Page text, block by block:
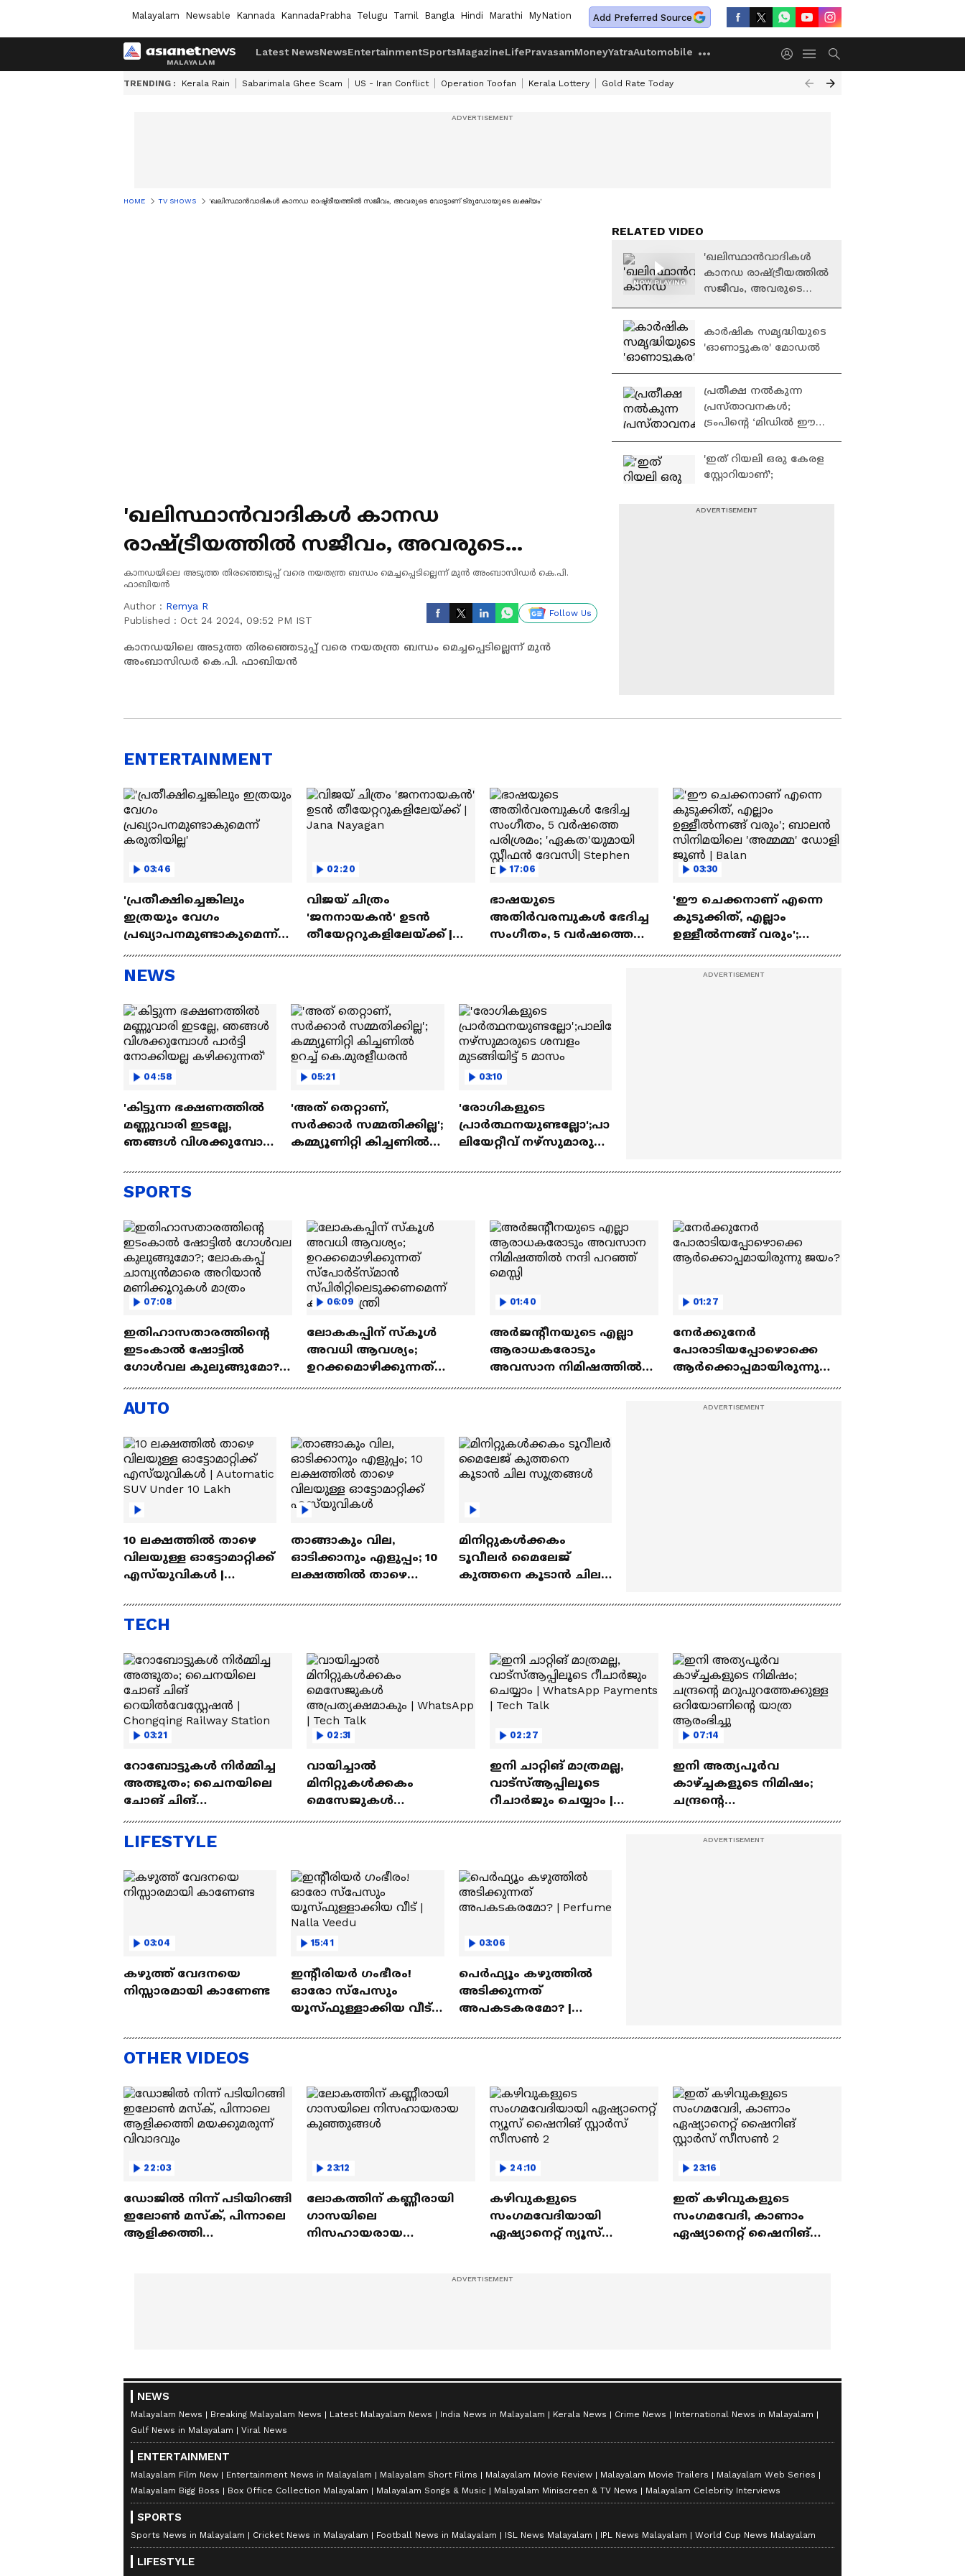
Malayalam Newsable Kannada KannadaPrabha Telugu Tamil Bangla Hindi Marathi MyNation Add Preferred Source
Latest NewsNewsEntertainmentSportsMagazineLifePravasamMoneyYatraAutomobile
TRENDING : Kerala Rain Sabarimala Ghee Scam US - Iran Conflict Operation Toofan Kerala Lottery Gold Rate Today
HOME TV SHOWS 'ഖലിസ്ഥാന്‍വാദികള്‍ കാനഡ രാഷ്ട്രീയത്തില്‍ സജീവം, അവരുടെ വോട്ടാണ് ട്രൂഡോയുടെ ലക്ഷ്യം'
'ഖലിസ്ഥാന്‍വാദികള്‍ കാനഡ
രാഷ്ട്രീയത്തില്‍ സജീവം, അവരുടെ
വോട്ടാണ് ട്രൂഡോയുടെ ലക്ഷ്യം'
കാനഡയിലെ അടുത്ത തിരഞ്ഞെടുപ്പ് വരെ നയതന്ത്ര ബന്ധം മെച്ചപ്പെടില്ലെന്ന് മുന്‍ അംബാസിഡര്‍ കെ.പി.
ഫാബിയന്‍
Author : Remya R
Published : Oct 24 2024, 09:52 PM IST
Follow Us
കാനഡയിലെ അടുത്ത തിരഞ്ഞെടുപ്പ് വരെ നയതന്ത്ര ബന്ധം മെച്ചപ്പെടില്ലെന്ന് മുന്‍
അംബാസിഡര്‍ കെ.പി. ഫാബിയന്‍
RELATED VIDEO
NOW PLAYING
'ഖലിസ്ഥാന്‍വാദികള്‍
കാനഡ രാഷ്ട്രീയത്തില്‍
സജീവം, അവരുടെ
കാർഷിക സമൃദ്ധിയുടെ
'ഓണാട്ടുകര' മോഡൽ
പ്രതീക്ഷ നൽകുന്ന
പ്രസ്താവനകൾ;
ട്രംപിന്റെ ‘മിഡിൽ ഈസ്റ്റ്
പ്രതീക്ഷകൾ
'ഇത് റിയലി ഒരു കേരള
സ്റ്റോറിയാണ്';
അൻവർ ധറിനെ
ക്രിസ്‌മസിനെയും
പുതുവത്സരത്തെയും
വരവേൽക്കാനൊരുങ്ങി
അമേരിക്ക
വീറും വാശിയും
പോരാട്ടം; അധികാര
കൈമാറ്റത്തിനൊരുങ്ങി
അമേരിക്ക
ഏത് പ്രായത്തിൽ
ഉള്ളവരുടെയും മനം
ENTERTAINMENT
03:46
'പ്രതീക്ഷിച്ചെങ്കിലും
ഇത്രയും വേഗം
പ്രഖ്യാപനമുണ്ടാകുമെന്ന്
കരുതിയില്ല'
02:20
വിജയ് ചിത്രം
'ജനനായകൻ' ഉടൻ
തീയേറ്ററുകളിലേയ്ക്ക് |
Jana Nayagan
17:06
ഭാഷയുടെ
അതിർവരമ്പുകൾ ഭേദിച്ച
സംഗീതം, 5 വർഷത്തെ
പരിശ്രമം; 'ഏകത'യുമായി
03:30
'ഈ ചെക്കനാണ് എന്നെ
കുടുക്കിത്, എല്ലാം
ഉള്ളീൽന്നങ്ങ് വരും';
ബാലൻ സിനിമയിലെ
NEWS
04:58
'കിട്ടുന്ന ഭക്ഷണത്തിൽ
മണ്ണുവാരി ഇടല്ലേ,
ഞങ്ങൾ വിശക്കുമ്പോൾ
കഴിക്കുന്നത്'
05:21
'അത് തെറ്റാണ്,
സർക്കാർ സമ്മതിക്കില്ല';
കമ്മ്യൂണിറ്റി കിച്ചണിൽ
03:10
'​രോ​ഗികളുടെ
പ്രാർത്ഥനയുണ്ടല്ലോ';പാ
ലിയേറ്റീവ് നഴ്സുമാരുടെ
മാസം
SPORTS
07:08
ഇതിഹാസതാരത്തിന്റെ
ഇടംകാൽ ഷോട്ടിൽ ​
ഗോൾവല കുലുങ്ങുമോ?;
ലോകകപ്പ് ചാമ്പ്യൻമാരെ
അറിയാൻ മണിക്കൂറുകൾ
06:09
ലോകകപ്പിന് സ്കൂൾ
അവധി ആവശ്യം;
ഉറക്കമൊഴിക്കുന്നത്
സ്പോർട്സ്മാൻ
01:40
അർജന്റീനയുടെ എല്ലാ
ആരാധകരോടും
അവസാന നിമിഷത്തിൽ
നന്ദി പറഞ്ഞ് മെസ്സി
01:27
നേർക്കുനേർ
പോരാടിയപ്പോഴൊക്കെ
ആർക്കൊപ്പമായിരുന്നു
ജയം?
AUTO
10 ലക്ഷത്തിൽ താഴെ
വിലയുള്ള ഓട്ടോമാറ്റിക്ക്
എസ്‍യുവികൾ |
Lakh
താങ്ങാകും വില,
ഓടിക്കാനും എളുപ്പം; 10
ലക്ഷത്തിൽ താഴെ
എസ്‍യുവികൾ
മിനിറ്റുകൾക്കകം
ടൂവീലർ മൈലേജ്
കുത്തനെ കൂടാൻ ചില
TECH
03:21
റോബോട്ടുകൾ നിർമ്മിച്ച
അത്ഭുതം; ചൈനയിലെ
ചോങ് ചിങ്
Chongqing Railway Station
02:31
വായിച്ചാൽ
മിനിറ്റുകൾക്കകം
മെസേജുകള്‍
02:27
ഇനി ചാറ്റിങ് മാത്രമല്ല,
വാട്‌സ്‌ആപ്പിലൂടെ
റീചാർജും ചെയ്യാം |
07:14
ഇനി അത്യപൂര്‍വ
കാഴ്ച്ചകളുടെ നിമിഷം;
ചന്ദ്രന്റെ
LIFESTYLE
03:04
കഴുത്ത് വേദനയെ
നിസ്സാരമായി കാണേണ്ട
15:41
ഇന്റീരിയർ ഗംഭീരം!
ഓരോ സ്‌പേസും
യൂസ്ഫുള്ളാക്കിയ വീട് |
03:06
പെർഫ്യൂം കഴുത്തിൽ
അടിക്കുന്നത്
അപകടകരമോ? |
OTHER VIDEOS
22:03
ഡോജിൽ നിന്ന് പടിയിറങ്ങി
ഇലോൺ മസ്ക്, പിന്നാലെ
ആളിക്കത്തി
23:12
ലോകത്തിന് കണ്ണീരായി
ഗാസയിലെ
നിസഹായരായ
24:10
കഴിവുകളുടെ
സംഗമവേദിയായി
ഏഷ്യാനെറ്റ് ന്യൂസ്
23:16
ഇത് കഴിവുകളുടെ
സംഗമവേദി, കാണാം
ഏഷ്യാനെറ്റ് ഷൈനിങ്
NEWS
Malayalam News Breaking Malayalam News Latest Malayalam News India News in Malayalam Kerala News Crime News
International News in Malayalam
Gulf News in Malayalam
Viral News
ENTERTAINMENT
Malayalam Film New Entertainment News in Malayalam Malayalam Short Films Malayalam Movie Review Malayalam Movie Trailers
Malayalam Web Series
Malayalam Bigg Boss
Box Office Collection Malayalam Malayalam Songs & Music Malayalam Miniscreen & TV News Malayalam Celebrity Interviews
SPORTS
Sports News in Malayalam Cricket News in Malayalam Football News in Malayalam ISL News Malayalam IPL News Malayalam World Cup News Malayalam
LIFESTYLE